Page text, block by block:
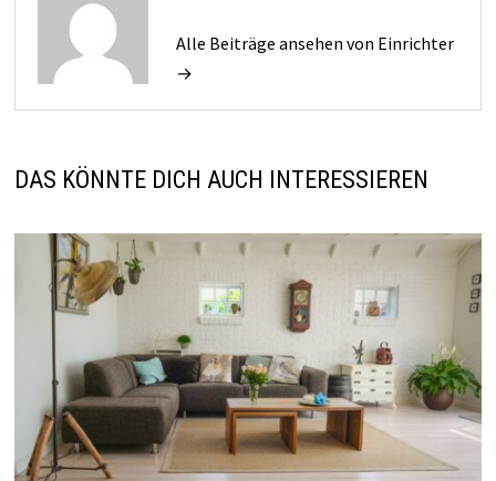
Alle Beiträge ansehen von Einrichter
→
DAS KÖNNTE DICH AUCH INTERESSIEREN